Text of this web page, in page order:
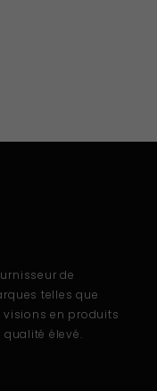
de
telles que
visions en produits
qualité élevé.